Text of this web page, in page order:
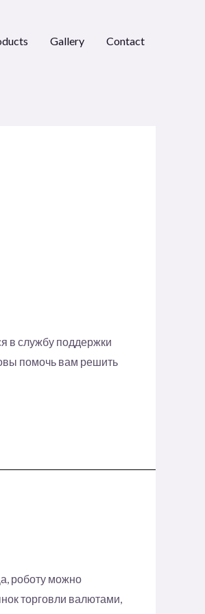
Gallery Contact
в службу поддержки
помочь вам решить
роботу можно
торговли валютами,